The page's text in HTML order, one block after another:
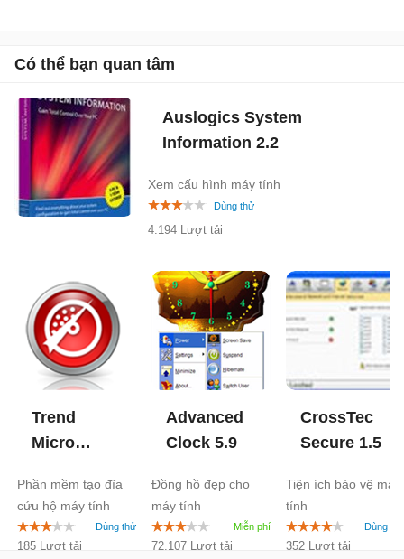
Có thể bạn quan tâm
Auslogics System
Information 2.2
Xem cấu hình máy tính
4.194 Lượt tải
Trend
Micro
Disk3.0
Phần mềm tạo đĩa
cứu hộ máy tính
185 Lượt tải
Advanced
Clock 5.9
Đồng hồ đẹp cho
máy tính
72.107 Lượt tải
CrossTec
Secure 1.5
Tiện ích bảo vệ máy
tính
352 Lượt tải